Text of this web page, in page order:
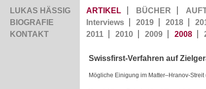
LUKAS HÄSSIG
BIOGRAFIE
KONTAKT
ARTIKEL BÜCHER
Interviews
2019 2018
2011
2010 2009 2008
Swissfirst-Verfahren auf
Mögliche Einigung im Matter–Hranov-Streit